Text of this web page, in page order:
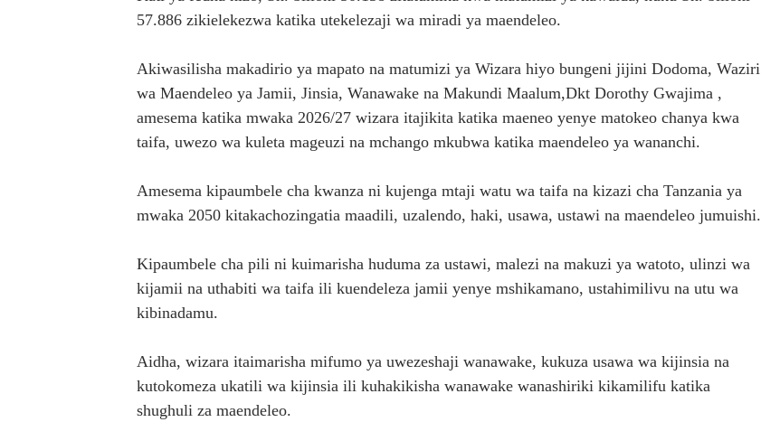
57.886 zikielekezwa katika utekelezaji wa miradi ya maendeleo.
Akiwasilisha makadirio ya mapato na matumizi ya Wizara hiyo bungeni jijini Dodoma, Waziri
wa Maendeleo ya Jamii, Jinsia, Wanawake na Makundi Maalum,Dkt Dorothy Gwajima ,
amesema katika mwaka 2026/27 wizara itajikita katika maeneo yenye matokeo chanya kwa
taifa, uwezo wa kuleta mageuzi na mchango mkubwa katika maendeleo ya wananchi.
Amesema kipaumbele cha kwanza ni kujenga mtaji watu wa taifa na kizazi cha Tanzania ya
mwaka 2050 kitakachozingatia maadili, uzalendo, haki, usawa, ustawi na maendeleo jumuishi.
Kipaumbele cha pili ni kuimarisha huduma za ustawi, malezi na makuzi ya watoto, ulinzi wa
kijamii na uthabiti wa taifa ili kuendeleza jamii yenye mshikamano, ustahimilivu na utu wa
kibinadamu.
Aidha, wizara itaimarisha mifumo ya uwezeshaji wanawake, kukuza usawa wa kijinsia na
kutokomeza ukatili wa kijinsia ili kuhakikisha wanawake wanashiriki kikamilifu katika
shughuli za maendeleo.